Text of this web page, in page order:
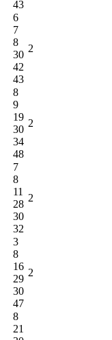
43
6
7
8
30
42
43
2
8
9
19
30
34
48
2
7
8
11
28
30
32
2
3
8
16
29
30
47
2
8
21